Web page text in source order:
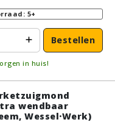
5+
Bestellen
in huis!
wendbaar
Wessel·Werk)